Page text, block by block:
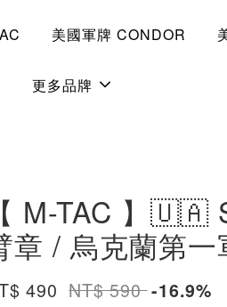
美國軍牌 CONDOR
更多品牌
【 M-TAC 】🇺🇦
章 / 烏克蘭第
490 NT$ 590-16.9%